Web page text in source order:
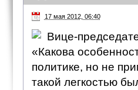
17 мая 2012, 06:40
Вице-
«Какова
политике, но не
такой легкостью